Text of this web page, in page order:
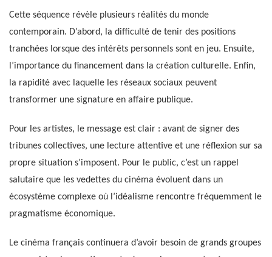
Cette séquence révèle plusieurs réalités du monde
contemporain. D’abord, la difficulté de tenir des positions
tranchées lorsque des intérêts personnels sont en jeu. Ensuite,
l’importance du financement dans la création culturelle. Enfin,
la rapidité avec laquelle les réseaux sociaux peuvent
transformer une signature en affaire publique.
Pour les artistes, le message est clair : avant de signer des
tribunes collectives, une lecture attentive et une réflexion sur sa
propre situation s’imposent. Pour le public, c’est un rappel
salutaire que les vedettes du cinéma évoluent dans un
écosystème complexe où l’idéalisme rencontre fréquemment le
pragmatisme économique.
Le cinéma français continuera d’avoir besoin de grands groupes